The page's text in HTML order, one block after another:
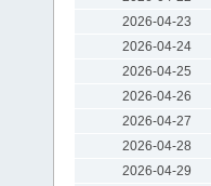
2026-04-23
2026-04-24
2026-04-25
2026-04-26
2026-04-27
2026-04-28
2026-04-29